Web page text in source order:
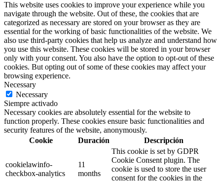
This website uses cookies to improve your experience while you
navigate through the website. Out of these, the cookies that are
categorized as necessary are stored on your browser as they are
essential for the working of basic functionalities of the website. We
also use third-party cookies that help us analyze and understand how
you use this website. These cookies will be stored in your browser
only with your consent. You also have the option to opt-out of these
cookies. But opting out of some of these cookies may affect your
browsing experience.
Necessary
Necessary
Siempre activado
Necessary cookies are absolutely essential for the website to
function properly. These cookies ensure basic functionalities and
security features of the website, anonymously.
Cookie
Duración Descripción
cookielawinfo-
checkbox-analytics
11
months
This cookie is set by GDPR
Cookie Consent plugin. The
cookie is used to store the user
consent for the cookies in the